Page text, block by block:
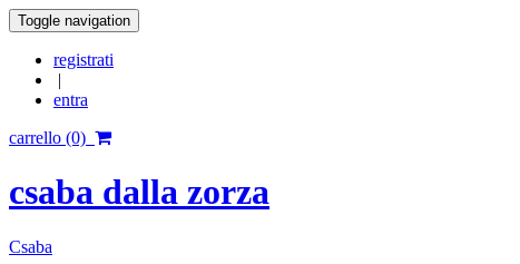
Toggle navigation
registrati
|
entra
carrello (0)
csaba dalla zorza
Csaba